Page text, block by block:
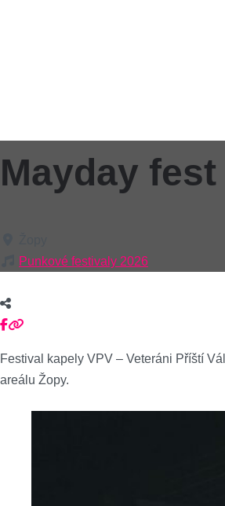
Mayday fest
Punkové festivaly 2026
Festival kapely VPV – Veteráni Příští
areálu Žopy.